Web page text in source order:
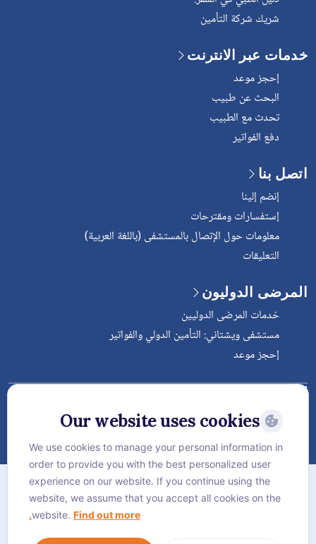
شريك شركة التأمين
خدمات عبر الانترنت
إحجز موعد
البحث عن طبيب
تحدث مع الطبيب
دفع الفواتير
اتصل بنا
إنضم إلينا
إستفسارات ومقترحات
معلومات حول الإتصال بالمستشفى (باللغة العربية)
التعليقات
المرضى الدوليون
خدمات المرضى الدوليين
مستشفى ويشتاني: التأمين الدولي والفواتير
إحجز موعد
Follow Vejthani International
Hospital
الخريطة
سياسة الخصوصية
Our website uses cookies
We use cookies to manage your personal information in
order to provide you with the best personalized user
experience on our website. If you continue using the
website, we assume that you accept all cookies on the
website. Find out more.